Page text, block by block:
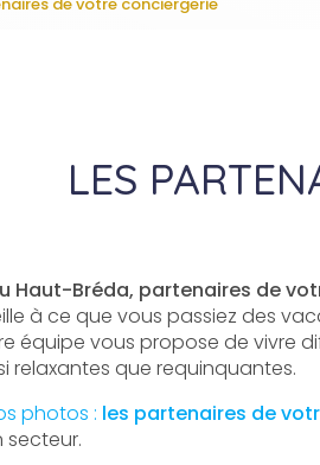
LES
Haut-Bréda, partenaires de
à ce que vous passiez des
équipe vous propose de vivre
relaxantes que requinquantes.
photos : les partenaires de
secteur.